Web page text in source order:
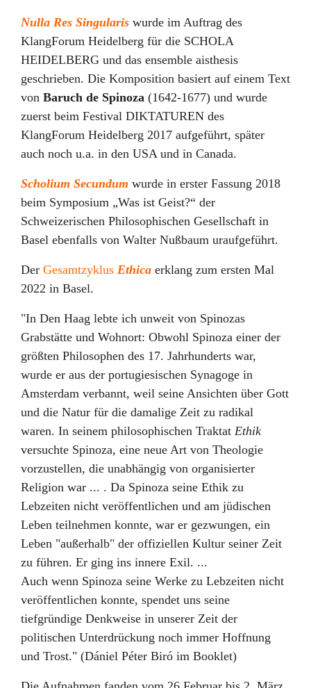
Nulla Res Singularis wurde im Auftrag des
KlangForum Heidelberg für die SCHOLA
HEIDELBERG und das ensemble aisthesis
geschrieben. Die Komposition basiert auf einem Text
von Baruch de Spinoza (1642-1677) und wurde
zuerst beim Festival DIKTATUREN des
KlangForum Heidelberg 2017 aufgeführt, später
auch noch u.a. in den USA und in Canada.
Scholium Secundum wurde in erster Fassung 2018
beim Symposium „Was ist Geist?“ der
Schweizerischen Philosophischen Gesellschaft in
Basel ebenfalls von Walter Nußbaum uraufgeführt.
Der Gesamtzyklus Ethica erklang zum ersten Mal
2022 in Basel.
"In Den Haag lebte ich unweit von Spinozas
Grabstätte und Wohnort: Obwohl Spinoza einer der
größten Philosophen des 17. Jahrhunderts war,
wurde er aus der portugiesischen Synagoge in
Amsterdam verbannt, weil seine Ansichten über Gott
und die Natur für die damalige Zeit zu radikal
waren. In seinem philosophischen Traktat Ethik
versuchte Spinoza, eine neue Art von Theologie
vorzustellen, die unabhängig von organisierter
Religion war ... . Da Spinoza seine Ethik zu
Lebzeiten nicht veröffentlichen und am jüdischen
Leben teilnehmen konnte, war er gezwungen, ein
Leben "außerhalb" der offiziellen Kultur seiner Zeit
zu führen. Er ging ins innere Exil. ...
Auch wenn Spinoza seine Werke zu Lebzeiten nicht
veröffentlichen konnte, spendet uns seine
tiefgründige Denkweise in unserer Zeit der
politischen Unterdrückung noch immer Hoffnung
und Trost." (Dániel Péter Biró im Booklet)